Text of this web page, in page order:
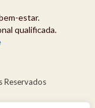
estar.
qualificada.
Reservados